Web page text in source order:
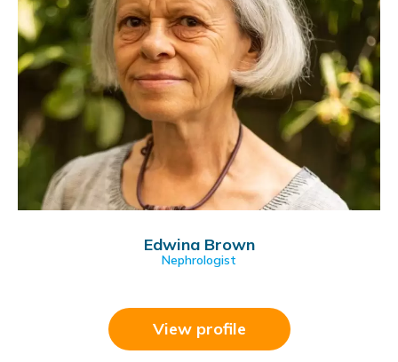
Edwina Brown
Nephrologist
View profile